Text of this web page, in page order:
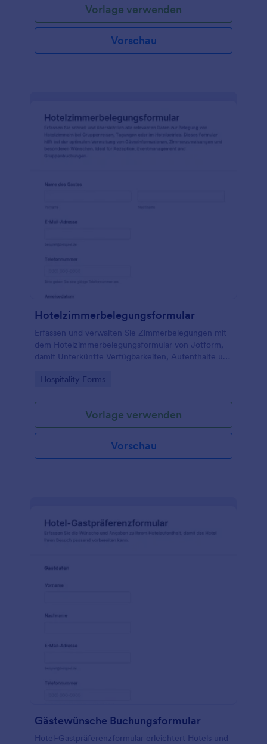
Vorlage verwenden
Vorschau
Hotelzimmerbelegungsformular
Erfassen und verwalten Sie Zimmerbelegungen mit
dem Hotelzimmerbelegungsformular von Jotform,
damit Unterkünfte Verfügbarkeiten, Aufenthalte und
besser koordinieren können.
Go to Category:
Hospitality Forms
Vorlage verwenden
Vorschau
Gästewünsche Buchungsformular
Hotel-Gastpräferenzformular erleichtert Hotels und